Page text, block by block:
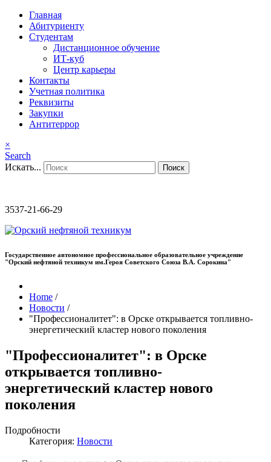
Главная
Абитуриенту
Студентам
Дистанционное обучение
ИТ-куб
Центр карьеры
Контакты
Учетная политика
Реквизиты
Закупки
Антитеррор
×
Search
Искать...
Поиск
3537-21-66-29
Государственное автономное профессиональное образовательное учреждение
"Орский нефтяной техникум им.Героя Советского Союза В.А. Сорокина"
Home /
Новости /
"Профессионалитет": в Орске открывается топливно-
энергетический кластер нового поколения
"Профессионалитет": в Орске
открывается топливно-
энергетический кластер нового
поколения
Подробности
Категория: Новости